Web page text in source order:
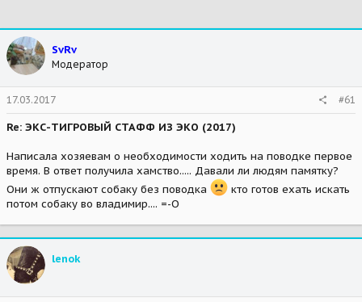
SvRv
Модератор
17.03.2017 #61
Re: ЭКС-ТИГРОВЫЙ СТАФФ ИЗ ЭКО (2017)
Написала хозяевам о необходимости ходить на поводке первое
время. В ответ получила хамство..... Давали ли людям памятку?
Они ж отпускают собаку без поводка
кто готов ехать искать
потом собаку во владимир.... =-O
lenok